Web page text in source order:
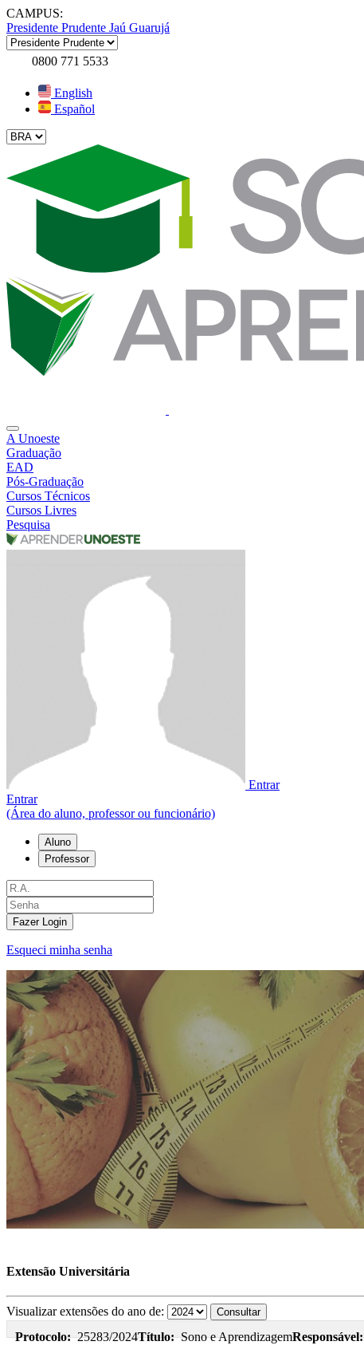
CAMPUS:
Presidente Prudente Jaú Guarujá
0800 771 5533
English
Español
A Unoeste
Graduação
EAD
Pós-Graduação
Cursos Técnicos
Cursos Livres
Pesquisa
Entrar
Entrar
(Área do aluno, professor ou funcionário)
Aluno
Professor
Fazer Login
Esqueci minha senha
Extensão Universitária
Visualizar extensões do ano de:
Protocolo: 25283/2024Título: Sono e AprendizagemResponsável: